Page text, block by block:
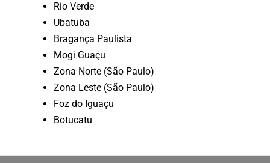
Rio Verde
Ubatuba
Bragança Paulista
Mogi Guaçu
Zona Norte (São Paulo)
Zona Leste (São Paulo)
Foz do Iguaçu
Botucatu